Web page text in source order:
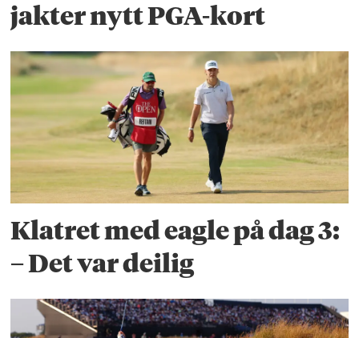
jakter nytt PGA-kort
Klatret med eagle på dag 3:
– Det var deilig